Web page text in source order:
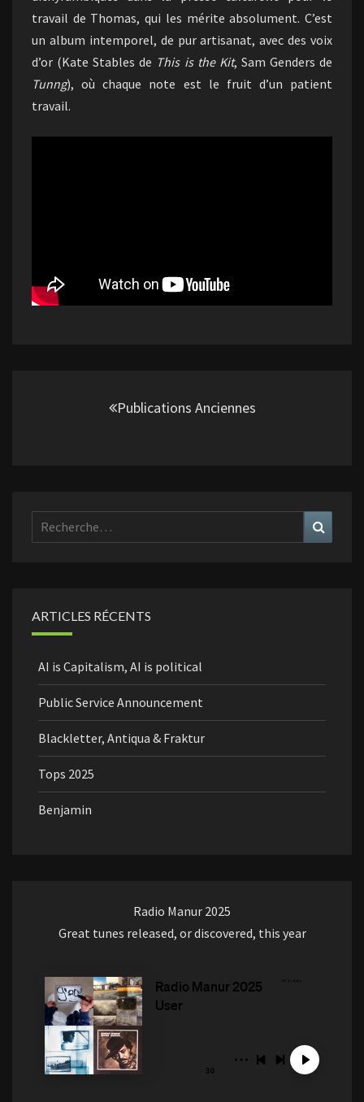
travail de Thomas, qui les mérite absolument. C’est
un album intemporel, de pur artisanat, avec des voix
d’or (Kate Stables de This is the Kit, Sam Genders de
Tunng), où chaque note est le fruit d’un patient
travail.
Publications Anciennes
Rechercher :
ARTICLES RÉCENTS
AI is Capitalism, AI is political
Public Service Announcement
Blackletter, Antiqua & Fraktur
Tops 2025
Benjamin
Radio Manur 2025
Great tunes released, or discovered, this year